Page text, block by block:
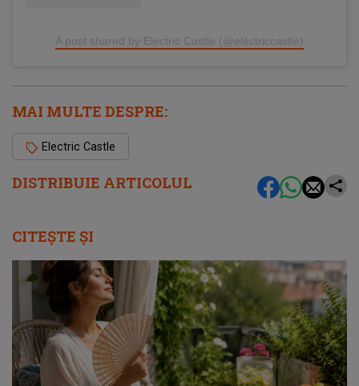
DISTRIBUIE ARTICOLUL
A post shared by Electric Castle (@electriccastle)
MAI MULTE DESPRE:
Electric Castle
CITEȘTE ȘI